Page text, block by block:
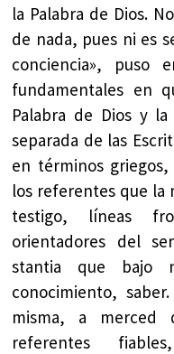
la Palabra de Dios.
de nada, pues ni es
conciencia», puso
fundamentales en
Palabra de Dios y
separada de las
en términos
los referentes que la
testigo, líneas
orientadores del
stantia que bajo
conocimiento,
misma, a merced
referentes